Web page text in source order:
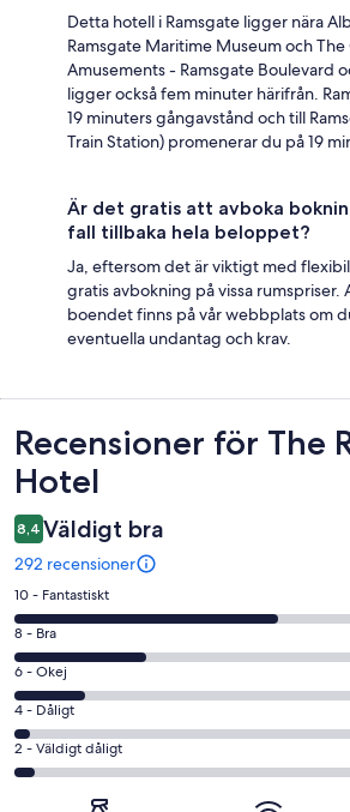
Detta hotell i Ramsgate ligger nära
Ramsgate Maritime Museum och The
Amusements - Ramsgate Boulevard
ligger också fem minuter härifrån.
19 minuters gångavstånd och till
Train Station) promenerar du på 19
Är det gratis att avboka
fall tillbaka hela beloppet?
Ja, eftersom det är viktigt med
gratis avbokning på vissa
boendet finns på vår webbplats om
eventuella undantag och krav.
Recensioner
Recensioner för The
Hotel
8,4 Väldigt bra
292 recensioner
10
-
Fantastiskt
i
betyg.
152
av
292
recensioner
10 - Fantastiskt
8
-
Bra
i
betyg.
76
8 - Bra
6
-
Okej
i
betyg.
6 - Okej
4
-
Dåligt
4 - Dåligt
2
-
2 - Väldigt dåligt